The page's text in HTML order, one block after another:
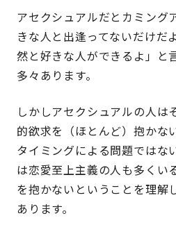
アセクシュアルだとカミング
きな人と出逢ってないだけだ
然と好きな人ができるよ」と
多々あります。
しかしアセクシュアルの人は
的欲求を（ほとんど）抱かな
タイミングによる問題ではな
は恋愛至上主義の人も多くい
を抱かないということを理解
あります。